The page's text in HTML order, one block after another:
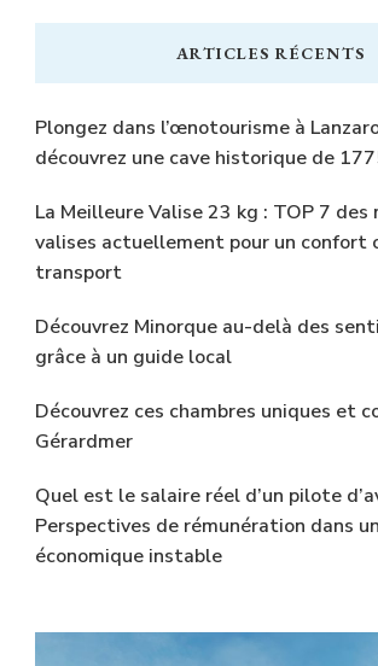
chose
ARTICLES RÉCENTS
Plongez dans l’œnotourisme à
découvrez une cave historique de
La Meilleure Valise 23 kg : TOP 7 des
valises actuellement pour un confort
transport
Découvrez Minorque au-delà des
grâce à un guide local
Découvrez ces chambres uniques et
Gérardmer
Quel est le salaire réel d’un pilote
Perspectives de rémunération dans
économique instable